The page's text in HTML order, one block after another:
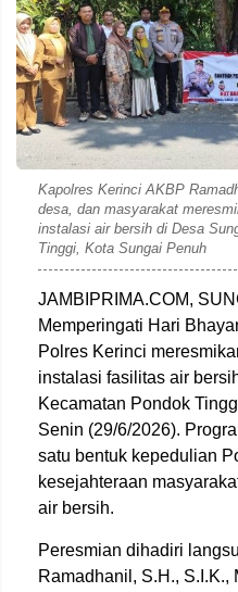
Kapolres Kerinci AKBP
desa, dan masyarakat
instalasi air bersih di Desa
Tinggi, Kota Sungai Penuh
JAMBIPRIMA.COM,
Memperingati Hari
Polres Kerinci
instalasi fasilitas air
Kecamatan Pondok
Senin (29/6/2026).
satu bentuk kepedulian
kesejahteraan
air bersih.
Peresmian dihadiri
Ramadhanil, S.H., S.I.K.,